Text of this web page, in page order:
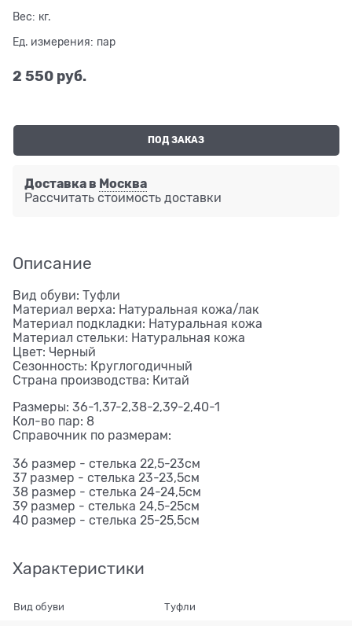
Вес: кг.
Ед. измерения: пар
2 550 руб.
ПОД ЗАКАЗ
Доставка в Москва
Рассчитать стоимость доставки
Описание
Вид обуви: Туфли
Материал верха: Натуральная кожа/лак
Материал подкладки: Натуральная кожа
Материал стельки: Натуральная кожа
Цвет: Черный
Сезонность: Круглогодичный
Страна производства: Китай
Размеры: 36-1,37-2,38-2,39-2,40-1
Кол-во пар: 8
Справочник по размерам:
36 размер - стелька 22,5-23см
37 размер - стелька 23-23,5см
38 размер - стелька 24-24,5см
39 размер - стелька 24,5-25см
40 размер - стелька 25-25,5см
Характеристики
Вид обуви Туфли